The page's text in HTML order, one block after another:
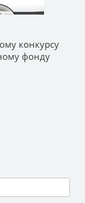
конкурсу
фонду